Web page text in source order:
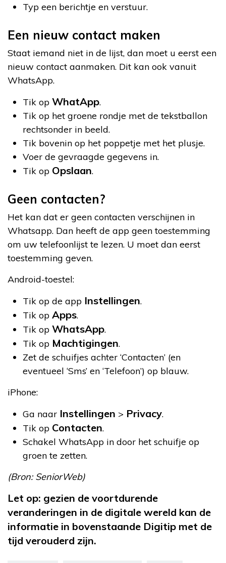
Typ een berichtje en verstuur.
Een nieuw contact maken
Staat iemand niet in de lijst, dan moet u eerst een
nieuw contact aanmaken. Dit kan ook vanuit
WhatsApp.
Tik op WhatApp.
Tik op het groene rondje met de tekstballon
rechtsonder in beeld.
Tik bovenin op het poppetje met het plusje.
Voer de gevraagde gegevens in.
Tik op Opslaan.
Geen contacten?
Het kan dat er geen contacten verschijnen in
Whatsapp. Dan heeft de app geen toestemming
om uw telefoonlijst te lezen. U moet dan eerst
toestemming geven.
Android-toestel:
Tik op de app Instellingen.
Tik op Apps.
Tik op WhatsApp.
Tik op Machtigingen.
Zet de schuifjes achter ‘Contacten’ (en
eventueel ‘Sms’ en ‘Telefoon’) op blauw.
iPhone:
Ga naar Instellingen > Privacy.
Tik op Contacten.
Schakel WhatsApp in door het schuifje op
groen te zetten.
(Bron: SeniorWeb)
Let op: gezien de voortdurende
veranderingen in de digitale wereld kan de
informatie in bovenstaande Digitip met de
tijd verouderd zijn.